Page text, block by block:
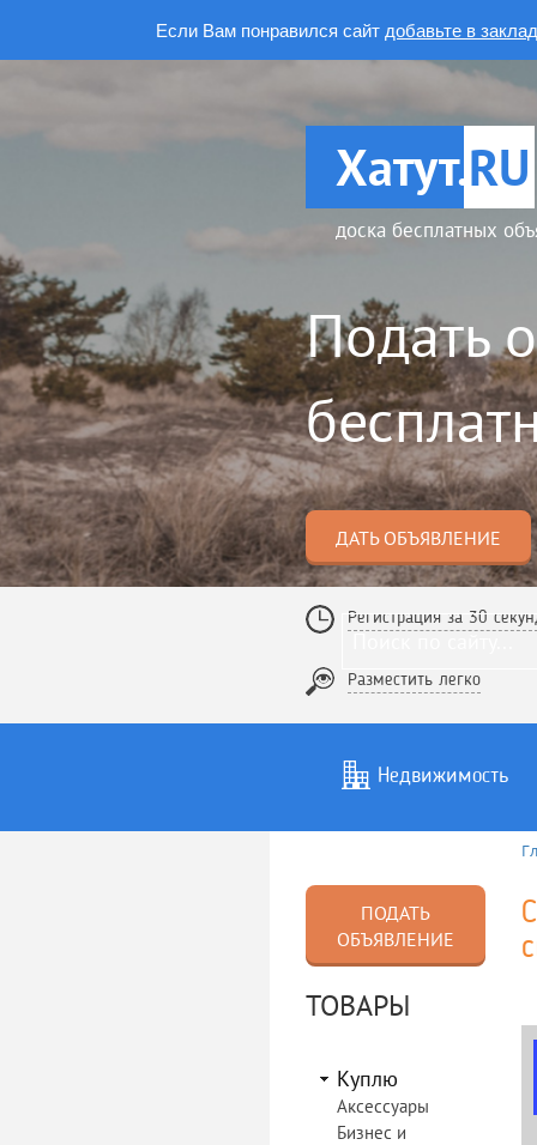
Если Вам понравился сайт добавьте в
Хатут.RU
доска бесплатных
Подать
ДАТЬ ОБЪЯВЛЕНИЕ
Регистрация за 30
Разместить легко
Недвижимость
Услуги
ПОДАТЬ
ОБЪЯВЛЕНИЕ
ТОВАРЫ
Куплю
Аксессуары
Бизнес и